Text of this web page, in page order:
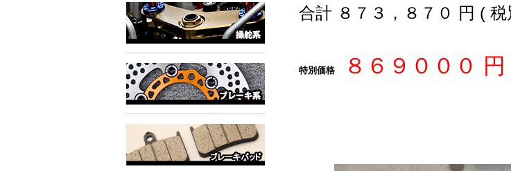
合計 ８７３，８７０ 円 ( 税
特別価格 ８６９０００